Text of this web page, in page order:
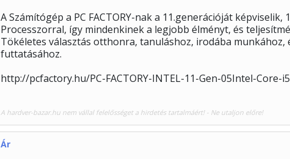
A Számítógép a PC FACTORY-nak a 11.generációját képviselik,
Processzorral, így mindenkinek a legjobb élményt, és
Tökéletes választás otthonra, tanuláshoz, irodába munkához,
futtatásához.
http://pcfactory.hu/PC-FACTORY-INTEL-11-Gen-05Intel-Core-
A hardver-bazar.hu nem vállal felelősséget a hirdetés tartalmáért! - Ne utaljon előre!
Ár